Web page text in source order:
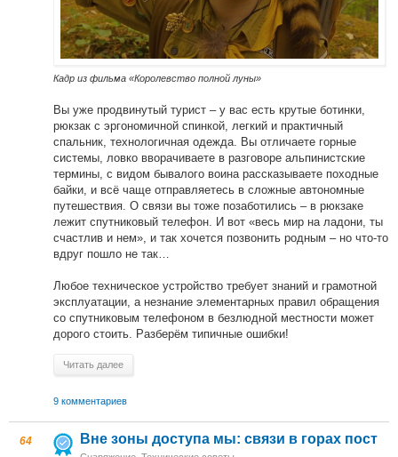
Кадр из фильма «Королевство полной луны»
Вы уже продвинутый турист – у вас есть крутые ботинки,
рюкзак с эргономичной спинкой, легкий и практичный
спальник, технологичная одежда. Вы отличаете горные
системы, ловко вворачиваете в разговоре альпинистские
термины, с видом бывалого воина рассказываете походные
байки, и всё чаще отправляетесь в сложные автономные
путешествия. О связи вы тоже позаботились – в рюкзаке
лежит спутниковый телефон. И вот «весь мир на ладони, ты
счастлив и нем», и так хочется позвонить родным – но что-то
вдруг пошло не так…
Любое техническое устройство требует знаний и грамотной
эксплуатации, а незнание элементарных правил обращения
со спутниковым телефоном в безлюдной местности может
дорого стоить. Разберём типичные ошибки!
Читать далее
9 комментариев
64 Вне зоны доступа мы: связи в горах пост